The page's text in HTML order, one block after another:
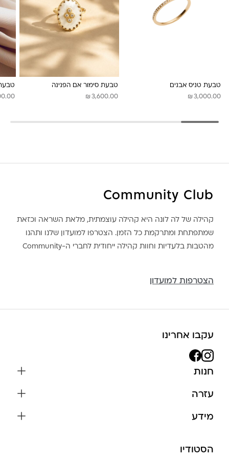
טבעת טניס אבנים
₪ 3,000.00
טבעת סימור אם הפנינה
₪ 3,600.00
Community Club
קהילה של לה לונה היא קהילה עוצמתית, מלאת השראה וכזאת
שמתפתחת ומתרקמת כל הזמן. הצטרפו למועדון שלנו ותהנו
מהטבות בלעדיות וחוות קהילה ייחודית לחברי ה-Community
הצטרפות למועדון
עקבו אחרינו
חנות
צמידים
בגדים
עזרה
מידע
שמירה על התכשיטים
הסטודיו